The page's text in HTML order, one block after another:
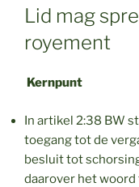
OP
Lid mag
royement
Kernpunt
In artikel 2:38 BW
toegang tot de
besluit tot
daarover het woord